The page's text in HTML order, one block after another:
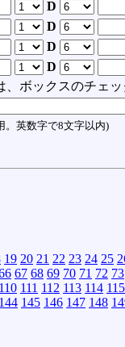
D
D
D
D
ボックスのチェッ
。英数字で8文字以内)
19 20 21 22 23 24 25
67 68 69 70 71 72 73
110 111 112 113 114 115
144 145 146 147 148